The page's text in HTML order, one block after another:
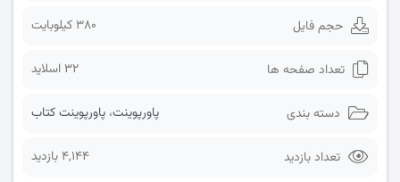
حجم فایل 380 کیلوبایت
تعداد صفحه ها 32 اسلاید
دسته بندی پاورپوینت، پاورپوینت کتاب
تعداد بازدید 4,144 بازدید